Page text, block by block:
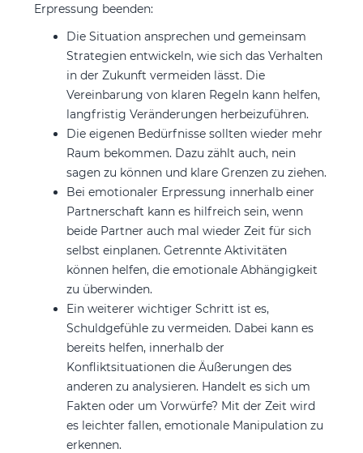
Erpressung beenden:
Die Situation ansprechen und gemeinsam
Strategien entwickeln, wie sich das Verhalten
in der Zukunft vermeiden lässt. Die
Vereinbarung von klaren Regeln kann helfen,
langfristig Veränderungen herbeizuführen.
Die eigenen Bedürfnisse sollten wieder mehr
Raum bekommen. Dazu zählt auch, nein
sagen zu können und klare Grenzen zu ziehen.
Bei emotionaler Erpressung innerhalb einer
Partnerschaft kann es hilfreich sein, wenn
beide Partner auch mal wieder Zeit für sich
selbst einplanen. Getrennte Aktivitäten
können helfen, die emotionale Abhängigkeit
zu überwinden.
Ein weiterer wichtiger Schritt ist es,
Schuldgefühle zu vermeiden. Dabei kann es
bereits helfen, innerhalb der
Konfliktsituationen die Äußerungen des
anderen zu analysieren. Handelt es sich um
Fakten oder um Vorwürfe? Mit der Zeit wird
es leichter fallen, emotionale Manipulation zu
erkennen.